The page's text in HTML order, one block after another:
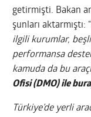
getirmişti. Bakan
şunları aktarmıştı: “
ilgili kurumlar,
performansa
kamuda da bu
Ofisi (DMO) ile
Türkiye’de yerli